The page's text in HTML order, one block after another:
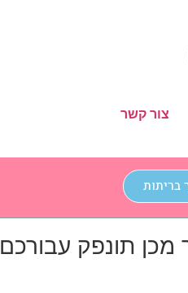
צור קשר
בריתות
תונפק עבורכם